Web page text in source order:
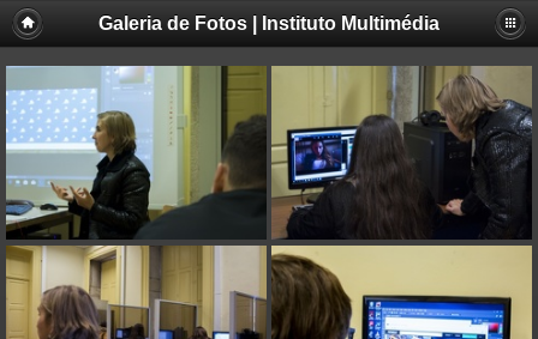
Galeria de Fotos | Instituto Multimédia